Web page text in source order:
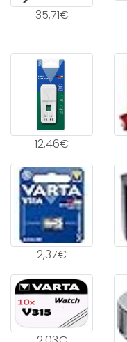
35,71€
12,46€
2,37€